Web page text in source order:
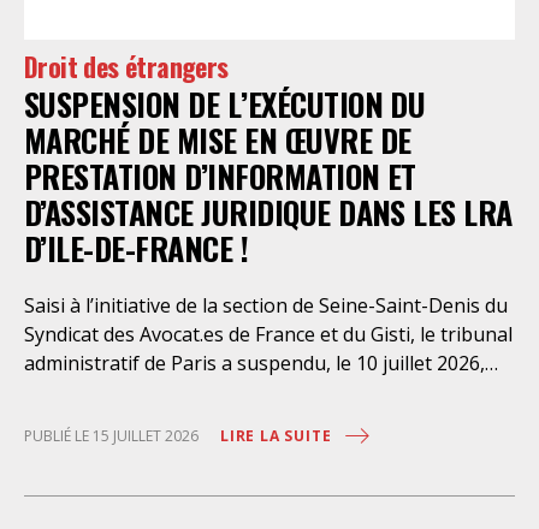
Paris en avait interjeté appel. Par ordonnance du 4
août dernier, le Conseil d’Etat a aboli les privilèges
dont l’infirmerie psychiatrique de la préfecture de
police a depuis trop longtemps
Droit des étrangers
SUSPENSION DE L’EXÉCUTION DU
MARCHÉ DE MISE EN ŒUVRE DE
PRESTATION D’INFORMATION ET
D’ASSISTANCE JURIDIQUE DANS LES LRA
D’ILE-DE-FRANCE !
Saisi à l’initiative de la section de Seine-Saint-Denis du
Syndicat des Avocat.es de France et du Gisti, le tribunal
administratif de Paris a suspendu, le 10 juillet 2026,
œuvre de prestations d’information et d’assistance
juridique des étrangers maintenus dans les locaux de
PUBLIÉ LE 15 JUILLET 2026 LIRE LA SUITE